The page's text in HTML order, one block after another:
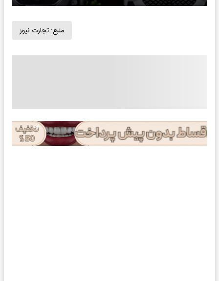
منبع: تجارت نیوز